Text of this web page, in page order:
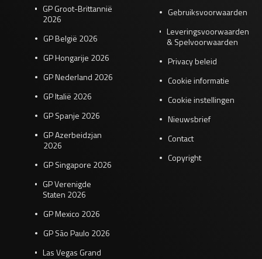
GP Groot-Brittannië
2026
GP België 2026
GP Hongarije 2026
GP Nederland 2026
GP Italië 2026
GP Spanje 2026
GP Azerbeidzjan
2026
GP Singapore 2026
GP Verenigde
Staten 2026
GP Mexico 2026
GP São Paulo 2026
Las Vegas Grand
Gebruiksvoorwaarden
Leveringsvoorwaarden
& Spelvoorwaarden
Privacy beleid
Cookie informatie
Cookie instellingen
Nieuwsbrief
Contact
Copyright